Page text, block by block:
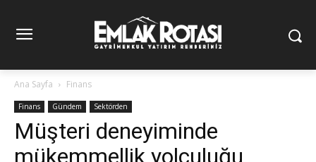
Ana Sayfa Finans
Finans Gündem Sektörden
Müşteri deneyiminde
mükemmellik yolculuğu